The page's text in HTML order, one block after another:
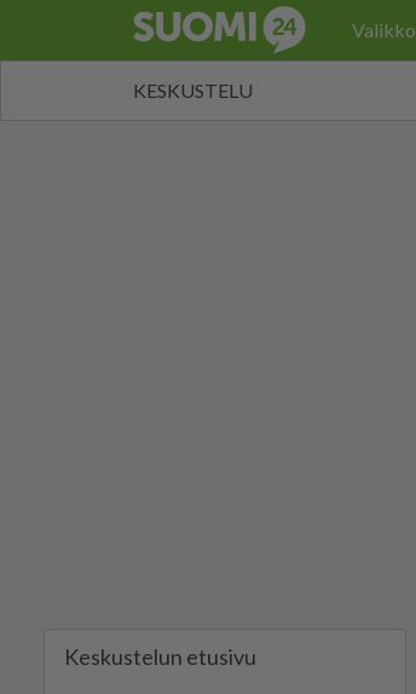
Valikko
KESKUSTELU
Keskustelun etusivu